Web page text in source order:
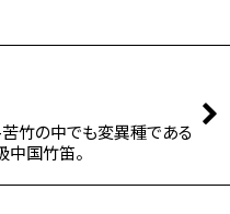
苦竹の中でも変異種である
国竹笛。